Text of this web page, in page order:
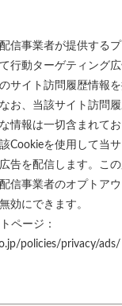
信事業者が提供するプ
行動ターゲティング
サイト訪問履歴情報
お、当該サイト訪問
情報は一切含まれてお
Cookieを使用して当
告を配信します。こ
信事業者のオプトア
効にできます。
ページ：
policies/privacy/ads/